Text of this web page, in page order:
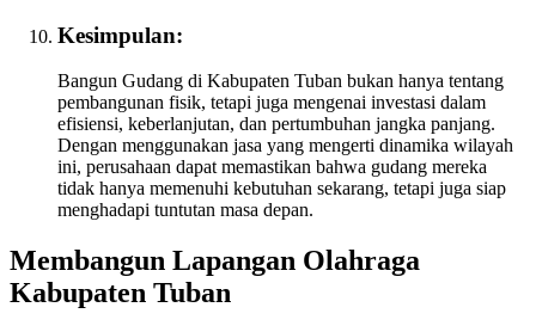
Kesimpulan:
Bangun Gudang di Kabupaten Tuban bukan hanya tentang
pembangunan fisik, tetapi juga mengenai investasi dalam
efisiensi, keberlanjutan, dan pertumbuhan jangka panjang.
Dengan menggunakan jasa yang mengerti dinamika wilayah
ini, perusahaan dapat memastikan bahwa gudang mereka
tidak hanya memenuhi kebutuhan sekarang, tetapi juga siap
menghadapi tuntutan masa depan.
Membangun Lapangan Olahraga
Kabupaten Tuban